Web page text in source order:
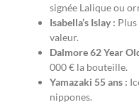
signée Lalique ou
Isabella’s Islay :
valeur.
Dalmore 62 Year
000 € la bouteille.
Yamazaki 55 ans :
nippones.